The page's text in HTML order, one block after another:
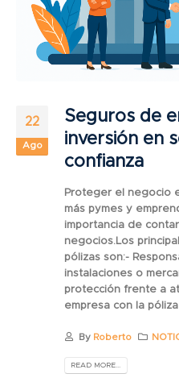
22
Ago
Seguros de
inversión en
confianza
Proteger el negocio
más pymes y
importancia de
negocios.Los
pólizas son:-
instalaciones o
protección frente a
empresa con la
By Roberto
READ MORE...